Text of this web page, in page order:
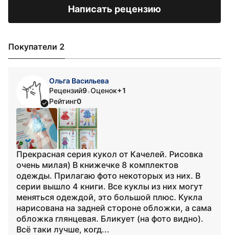
Написать рецензию
Покупатели 2
Ольга Васильева
Рецензий9•Оценок+1
Рейтинг0
Прекрасная серия кукол от Качелей. Рисовка
очень милая) В книжечке 8 комплектов
одежды. Прилагаю фото некоторых из них. В
серии вышло 4 книги. Все куклы из них могут
меняться одеждой, это большой плюс. Кукла
нарисована на задней стороне обложки, а сама
обложка глянцевая. Бликует (на фото видно).
Всё таки лучше, когд...